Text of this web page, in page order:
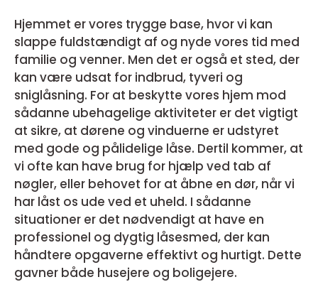
Hjemmet er vores trygge base, hvor vi kan
slappe fuldstændigt af og nyde vores tid med
familie og venner. Men det er også et sted, der
kan være udsat for indbrud, tyveri og
sniglåsning. For at beskytte vores hjem mod
sådanne ubehagelige aktiviteter er det vigtigt
at sikre, at dørene og vinduerne er udstyret
med gode og pålidelige låse. Dertil kommer, at
vi ofte kan have brug for hjælp ved tab af
nøgler, eller behovet for at åbne en dør, når vi
har låst os ude ved et uheld. I sådanne
situationer er det nødvendigt at have en
professionel og dygtig låsesmed, der kan
håndtere opgaverne effektivt og hurtigt. Dette
gavner både husejere og boligejere.